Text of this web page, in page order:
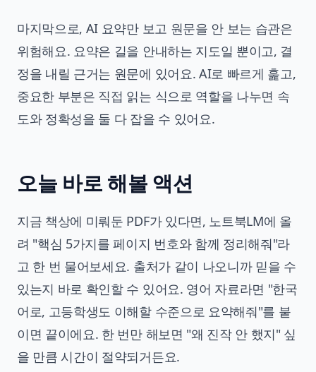
마지막으로, AI 요약만 보고 원문을 안 보는 습관은
위험해요. 요약은 길을 안내하는 지도일 뿐이고, 결
정을 내릴 근거는 원문에 있어요. AI로 빠르게 훑고,
중요한 부분은 직접 읽는 식으로 역할을 나누면 속
도와 정확성을 둘 다 잡을 수 있어요.
오늘 바로 해볼 액션
지금 책상에 미뤄둔 PDF가 있다면, 노트북LM에 올
려 "핵심 5가지를 페이지 번호와 함께 정리해줘"라
고 한 번 물어보세요. 출처가 같이 나오니까 믿을 수
있는지 바로 확인할 수 있어요. 영어 자료라면 "한국
어로, 고등학생도 이해할 수준으로 요약해줘"를 붙
이면 끝이에요. 한 번만 해보면 "왜 진작 안 했지" 싶
을 만큼 시간이 절약되거든요.